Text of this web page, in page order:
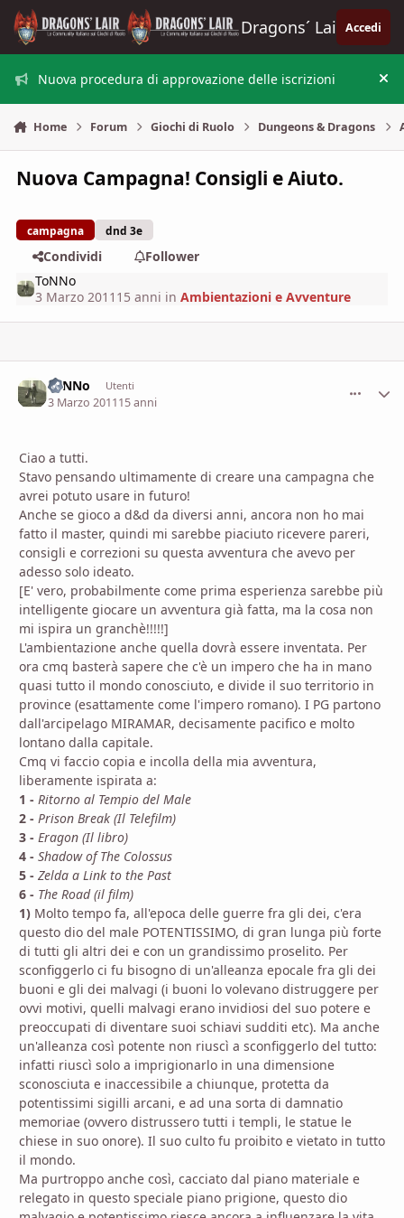
Vai al contenuto
Dragons´ Lair Accedi
Nuova procedura di approvazione delle iscrizioni
Home Forum Giochi di Ruolo Dungeons & Dragons
Nuova Campagna! Consigli e Aiuto.
campagna dnd 3e
Condividi
Follower
ToNNo
3 Marzo 2011 15 anni inAmbientazioni e Avventure
ToNNo Utenti
3 Marzo 201115 anni
Ciao a tutti.
Stavo pensando ultimamente di creare una campagna che
avrei potuto usare in futuro!
Anche se gioco a d&d da diversi anni, ancora non ho mai
fatto il master, quindi mi sarebbe piaciuto ricevere pareri,
consigli e correzioni su questa avventura che avevo per
adesso solo ideato.
[E' vero, probabilmente come prima esperienza sarebbe più
intelligente giocare un avventura già fatta, ma la cosa non
mi ispira un granchè!!!!!]
L'ambientazione anche quella dovrà essere inventata. Per
ora cmq basterà sapere che c'è un impero che ha in mano
quasi tutto il mondo conosciuto, e divide il suo territorio in
province (esattamente come l'impero romano). I PG partono
dall'arcipelago MIRAMAR, decisamente pacifico e molto
lontano dalla capitale.
Cmq vi faccio copia e incolla della mia avventura,
liberamente ispirata a:
1 - Ritorno al Tempio del Male
2 - Prison Break (Il Telefilm)
3 - Eragon (Il libro)
4 - Shadow of The Colossus
5 - Zelda a Link to the Past
6 - The Road (il film)
1) Molto tempo fa, all'epoca delle guerre fra gli dei, c'era
questo dio del male POTENTISSIMO, di gran lunga più forte
di tutti gli altri dei e con un grandissimo proselito. Per
sconfiggerlo ci fu bisogno di un'alleanza epocale fra gli dei
buoni e gli dei malvagi (i buoni lo volevano distruggere per
ovvi motivi, quelli malvagi erano invidiosi del suo potere e
preoccupati di diventare suoi schiavi sudditi etc). Ma anche
un'alleanza così potente non riuscì a sconfiggerlo del tutto:
infatti riuscì solo a imprigionarlo in una dimensione
sconosciuta e inaccessibile a chiunque, protetta da
potentissimi sigilli arcani, e ad una sorta di damnatio
memoriae (ovvero distrussero tutti i templi, le statue le
chiese in suo onore). Il suo culto fu proibito e vietato in tutto
il mondo.
Ma purtroppo anche così, cacciato dal piano materiale e
relegato in questo speciale piano prigione, questo dio